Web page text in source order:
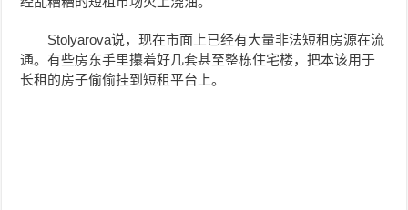
Stolyarova说，现在市面上已经有大量非法短租房源在流
通。有些房东手里攥着好几套甚至整栋住宅楼，把本该用于
长租的房子偷偷挂到短租平台上。